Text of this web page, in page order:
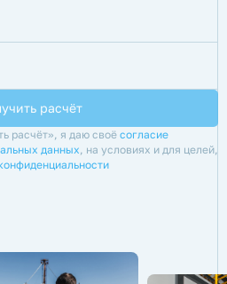
расчёт», я даю своё согласие
данных, на условиях и для целей,